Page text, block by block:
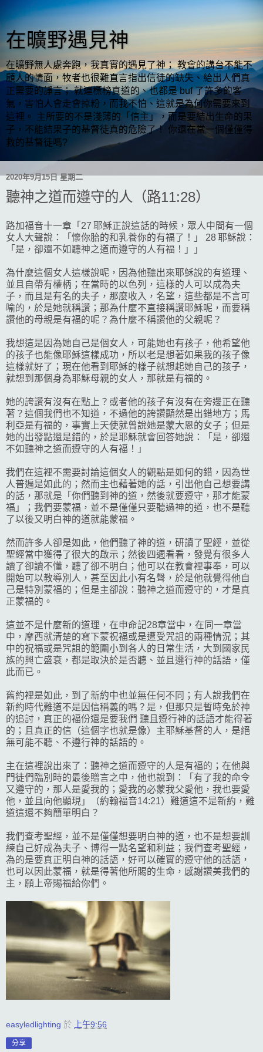
在曠野遇見神
在曠野無人處奔跑，我真實的遇見了神； 教會的講台不能不
顧人的情面，牧者也很難直言指出信徒的缺失、給出人們真
正需要的諍言； 就連標榜真道的、也都是 buf 了許多的客
氣，害怕人會走會掉粉，而我不怕、這就是為何你需要來到
這裡。 主所要的不是淺薄的「信主」，而是要結出生命的果
子，不能結果子的基督徒真的危險了！ 你還在當一個僅僅得
救的基督徒嗎?
2020年9月15日 星期二
聽神之道而遵守的人（路11:28）
路加福音十一章「27 耶穌正說這話的時候，眾人中間有一個
女人大聲說：「懷你胎的和乳養你的有福了！」 28 耶穌說：
「是，卻還不如聽神之道而遵守的人有福！」」
為什麼這個女人這樣說呢，因為他聽出來耶穌說的有道理、
並且自帶有權柄；在當時的以色列，這樣的人可以成為夫
子，而且是有名的夫子，那麼收入，名望，這些都是不言可
喻的，於是她就稱讚；那為什麼不直接稱讚耶穌呢，而要稱
讚他的母親是有福的呢？為什麼不稱讚他的父親呢？
我想這是因為她自己是個女人，可能她也有孩子，他希望他
的孩子也能像耶穌這樣成功，所以老是想著如果我的孩子像
這樣就好了；現在他看到耶穌的樣子就想起她自己的孩子，
就想到那個身為耶穌母親的女人，那就是有福的。
她的誇讚有沒有在點上？或者他的孩子有沒有在旁邊正在聽
著？這個我們也不知道，不過他的誇讚顯然是出錯地方；馬
利亞是有福的，事實上天使就曾說她是蒙大恩的女子；但是
她的出發點還是錯的，於是耶穌就會回答她說：「是，卻還
不如聽神之道而遵守的人有福！」
我們在這裡不需要討論這個女人的觀點是如何的錯，因為世
人普遍是如此的；然而主也藉著她的話，引出他自己想要講
的話，那就是「你們聽到神的道，然後就要遵守，那才能蒙
福」；我們要蒙福，並不是僅僅只要聽過神的道，也不是聽
了以後又明白神的道就能蒙福。
然而許多人卻是如此，他們聽了神的道，研讀了聖經，並從
聖經當中獲得了很大的啟示；然後四週看看，發覺有很多人
讀了卻讀不懂，聽了卻不明白；他可以在教會裡事奉，可以
開始可以教導別人，甚至因此小有名聲，於是他就覺得他自
己是特別蒙福的；但是主卻說：聽神之道而遵守的，才是真
正蒙福的。
這並不是什麼新的道理，在申命記28章當中，在同一章當
中，摩西就清楚的寫下蒙祝福或是遭受咒詛的兩種情況；其
中的祝福或是咒詛的範圍小到各人的日常生活，大到國家民
族的興亡盛衰，都是取決於是否聽、並且遵行神的話語，僅
此而已。
舊約裡是如此，到了新約中也並無任何不同；有人說我們在
新約時代難道不是因信稱義的嗎？是，但那只是暫時免於神
的追討，真正的福份還是要我們 聽且遵行神的話語才能得著
的；且真正的信（這個字也就是像）主耶穌基督的人，是絕
無可能不聽、不遵行神的話語的。
主在這裡說出來了：聽神之道而遵守的人是有福的；在他與
門徒們臨別時的最後贈言之中，他也說到：「有了我的命令
又遵守的，那人是愛我的；愛我的必蒙我父愛他，我也要愛
他，並且向他顯現」（約翰福音14:21）難道這不是新約，難
道這還不夠簡單明白？
我們查考聖經，並不是僅僅想要明白神的道，也不是想要訓
練自己好成為夫子、博得一點名望和利益；我們查考聖經，
為的是要真正明白神的話語，好可以確實的遵守他的話語，
也可以因此蒙福，就是得著他所賜的生命，感謝讚美我們的
主，願上帝賜福給你們。
easyledlighting 於 上午9:56
分享